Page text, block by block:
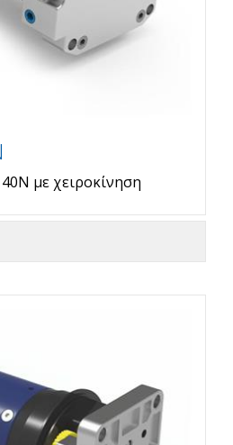
με χειροκίνηση